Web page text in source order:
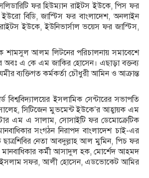
ফর হিউম্যান রাইটস ইউকে, পিস ফর
ইউরো বিডি, জাস্টিস ফর বাংলাদেশ, অনলাইন
ইউকে, ইউনিভার্সাল ভয়েস ফর জাস্টিস,
শামসুল আলম লিটনের পরিচালনায় সমাবেশে
অবঃ এ কে এম জাকির হোসেন। এছাড়া বক্তব্য
ব্যক্তিগত কর্মকর্তা চৌধুরী আমিন ও আক্রান্ত
ইসলামিক সেন্টারের সভাপতি
সিটিজেন মুভমেন্ট ইউকে’র আহ্বায়ক এম
এম এ সালাম, সোসাইটি ফর ডেমোক্রেটিক
সংগঠন নিরাপদ বাংলাদেশ চাই-এর
নেতা আবদুল্লাহ আল মুমিন, পিচ ফর
মানবাধিকার কর্মী আসাদুল হক, মোর্শেদ আহমদ
ইসলাম সফর, আলী হোসেন, এডভোকেট আমির